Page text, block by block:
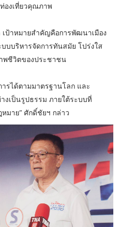
ท่องเที่ยวคุณภาพ
เป้าหมายสำคัญคือการพัฒนาเมือง
บบบริหารจัดการทันสมัย โปร่งใส
พชีวิตของประชาชน
ารได้ตามมาตรฐานโลก และ
เป็นรูปธรรม ภายใต้ระบบที่
มาย” ศักดิ์ชัยฯ กล่าว